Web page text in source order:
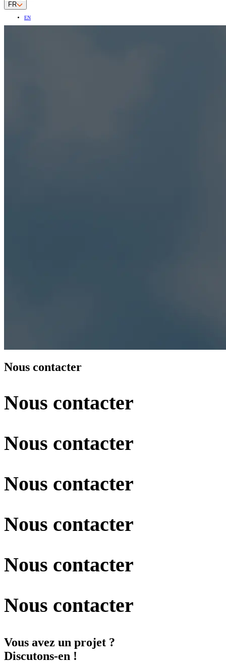
FR
EN
Nous contacter
Nous contacter
Nous contacter
Nous contacter
Nous contacter
Nous contacter
Nous contacter
Vous avez un projet ?
Discutons-en !